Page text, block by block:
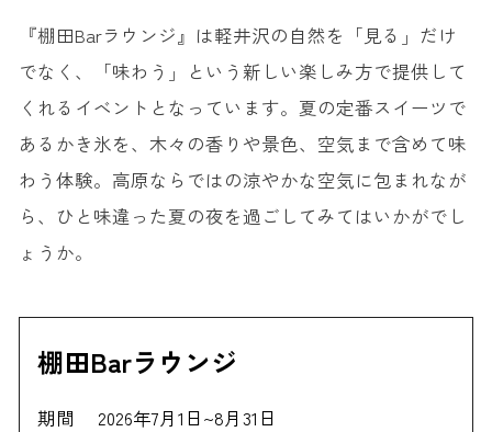
『棚田Barラウンジ』は軽井沢の自然を「見る」だけ
でなく、「味わう」という新しい楽しみ方で提供して
くれるイベントとなっています。夏の定番スイーツで
あるかき氷を、木々の香りや景色、空気まで含めて味
わう体験。高原ならではの涼やかな空気に包まれなが
ら、ひと味違った夏の夜を過ごしてみてはいかがでし
ょうか。
棚田Barラウンジ
期間
2026年7月1日~8月31日